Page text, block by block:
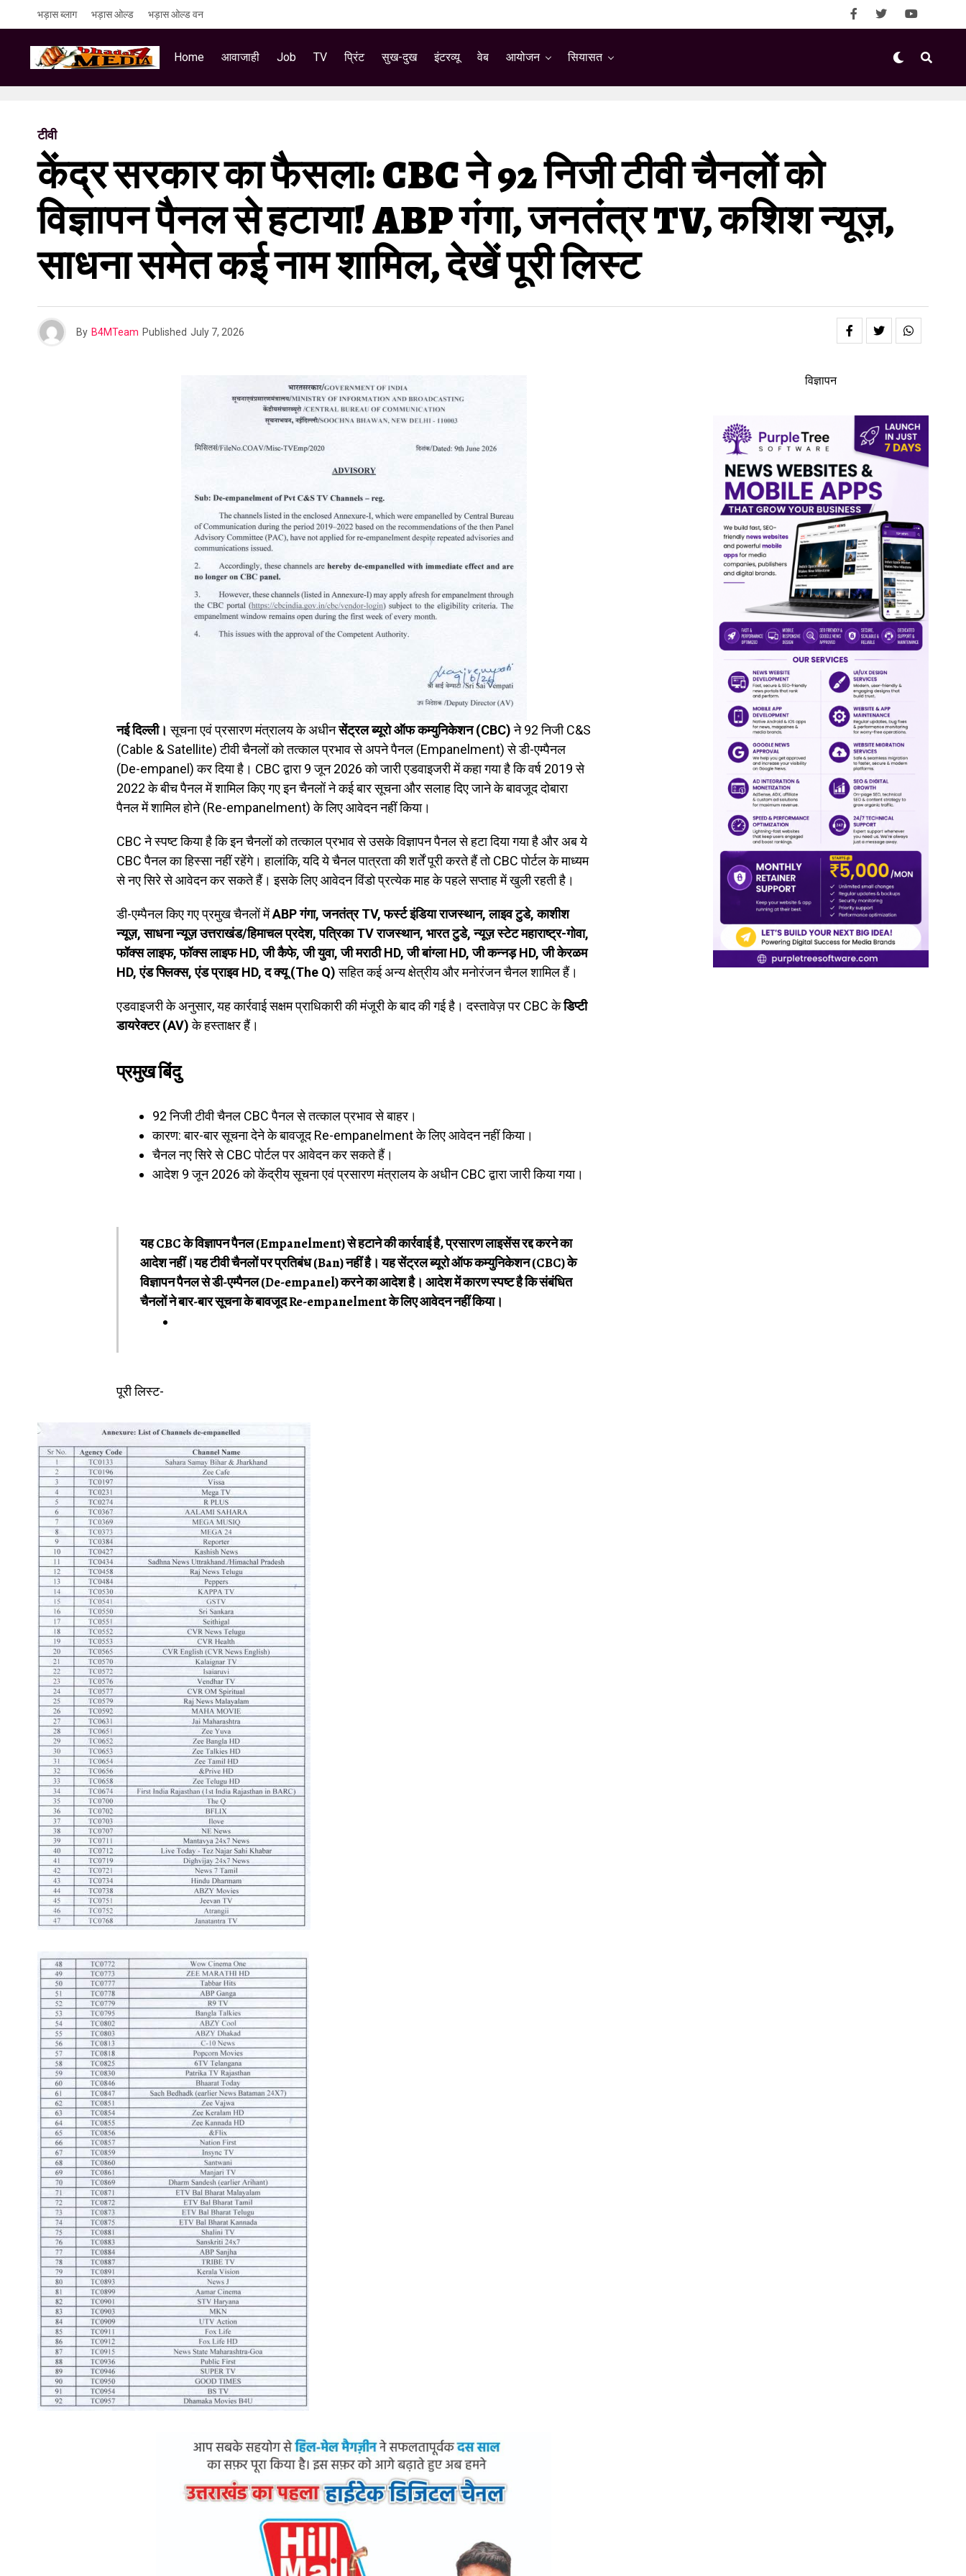
भड़ास ब्लाग भड़ास ओल्ड भड़ास ओल्ड वन
Home आवाजाही Job TV प्रिंट सुख-दुख इंटरव्यू वेब आयोजन सियासत
टीवी
केंद्र सरकार का फैसला: CBC ने 92 निजी टीवी चैनलों को
विज्ञापन पैनल से हटाया! ABP गंगा, जनतंत्र TV, कशिश न्यूज़,
साधना समेत कई नाम शामिल, देखें पूरी लिस्ट
By B4MTeam Published July 7, 2026
नई दिल्ली। सूचना एवं प्रसारण मंत्रालय के अधीनसेंट्रल ब्यूरो ऑफ कम्युनिकेशन (CBC)ने 92 निजी C&S
(Cable & Satellite) टीवी चैनलों को तत्काल प्रभाव से अपने पैनल (Empanelment) से डी-एम्पैनल
(De-empanel) कर दिया है। CBC द्वारा 9 जून 2026 को जारी एडवाइजरी में कहा गया है कि वर्ष 2019 से
2022 के बीच पैनल में शामिल किए गए इन चैनलों ने कई बार सूचना और सलाह दिए जाने के बावजूद दोबारा
पैनल में शामिल होने (Re-empanelment) के लिए आवेदन नहीं किया।
CBC ने स्पष्ट किया है कि इन चैनलों को तत्काल प्रभाव से उसके विज्ञापन पैनल से हटा दिया गया है और अब ये
CBC पैनल का हिस्सा नहीं रहेंगे। हालांकि, यदि ये चैनल पात्रता की शर्तें पूरी करते हैं तो CBC पोर्टल के माध्यम
से नए सिरे से आवेदन कर सकते हैं। इसके लिए आवेदन विंडो प्रत्येक माह के पहले सप्ताह में खुली रहती है।
डी-एम्पैनल किए गए प्रमुख चैनलों मेंABP गंगा, जनतंत्र TV, फर्स्ट इंडिया राजस्थान, लाइव टुडे, काशीश
न्यूज़, साधना न्यूज़ उत्तराखंड/हिमाचल प्रदेश, पत्रिका TV राजस्थान, भारत टुडे, न्यूज़ स्टेट महाराष्ट्र-गोवा,
फॉक्स लाइफ, फॉक्स लाइफ HD, जी कैफे, जी युवा, जी मराठी HD, जी बांग्ला HD, जी कन्नड़ HD, जी केरळम
HD, एंड फ्लिक्स, एंड प्राइव HD, द क्यू (The Q)सहित कई अन्य क्षेत्रीय और मनोरंजन चैनल शामिल हैं।
एडवाइजरी के अनुसार, यह कार्रवाई सक्षम प्राधिकारी की मंजूरी के बाद की गई है। दस्तावेज़ पर CBC केडिप्टी
डायरेक्टर (AV)के हस्ताक्षर हैं।
प्रमुख बिंदु
92 निजी टीवी चैनल CBC पैनल से तत्काल प्रभाव से बाहर।
कारण: बार-बार सूचना देने के बावजूद Re-empanelment के लिए आवेदन नहीं किया।
चैनल नए सिरे से CBC पोर्टल पर आवेदन कर सकते हैं।
आदेश 9 जून 2026 को केंद्रीय सूचना एवं प्रसारण मंत्रालय के अधीन CBC द्वारा जारी किया गया।
यह CBC के विज्ञापन पैनल (Empanelment) से हटाने की कार्रवाई है, प्रसारण लाइसेंस रद्द करने का
आदेश नहीं।यह टीवी चैनलों पर प्रतिबंध (Ban) नहीं है। यह सेंट्रल ब्यूरो ऑफ कम्युनिकेशन (CBC) के
विज्ञापन पैनल से डी-एम्पैनल (De-empanel) करने का आदेश है। आदेश में कारण स्पष्ट है कि संबंधित
चैनलों ने बार-बार सूचना के बावजूद Re-empanelment के लिए आवेदन नहीं किया।
पूरी लिस्ट-
विज्ञापन